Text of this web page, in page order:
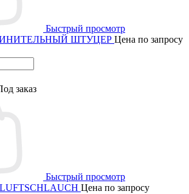
Быстрый просмотр
ШТУЦЕР Цена по запросу
заказ
Быстрый просмотр
Цена по запросу